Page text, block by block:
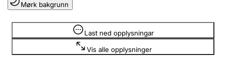
Lag og foreining
Registrere, endre, slette
Mørk bakgrunn
Last ned opplysningar
Vis alle opplysninger
Opplysninger er skjult